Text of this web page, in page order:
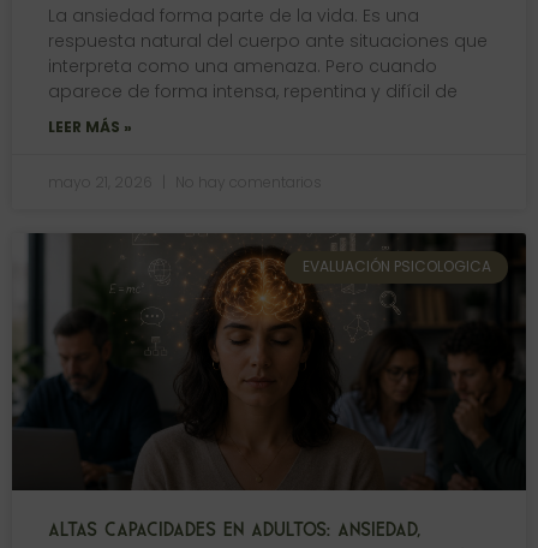
La ansiedad forma parte de la vida. Es una
respuesta natural del cuerpo ante situaciones que
interpreta como una amenaza. Pero cuando
aparece de forma intensa, repentina y difícil de
LEER MÁS »
mayo 21, 2026 No hay comentarios
EVALUACIÓN PSICOLOGICA
ALTAS CAPACIDADES EN ADULTOS: ANSIEDAD,